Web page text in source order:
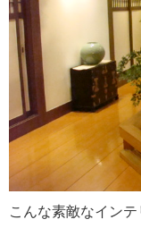
こんな素敵なイン